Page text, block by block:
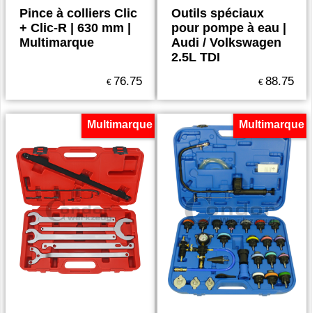
Pince à colliers Clic
+ Clic-R | 630 mm |
Multimarque
€ 76.75
Outils spéciaux
pour pompe à eau |
Audi / Volkswagen
2.5L TDI
€ 88.75
Multimarque Multimarque